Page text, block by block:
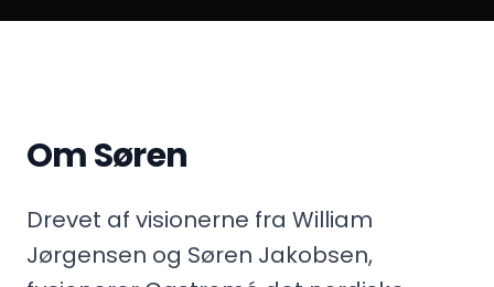
Om Søren
Drevet af visionerne fra William
Jørgensen og Søren Jakobsen,